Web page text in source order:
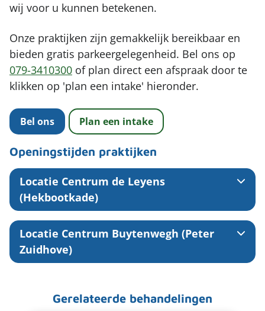
wij voor u kunnen betekenen.
Onze praktijken zijn gemakkelijk bereikbaar en
bieden gratis parkeergelegenheid. Bel ons op
079-3410300 of plan direct een afspraak door te
klikken op 'plan een intake' hieronder.
Bel ons Plan een intake
Openingstijden praktijken
Locatie Centrum de Leyens
(Hekbootkade)
Locatie Centrum Buytenwegh (Peter
Zuidhove)
Gerelateerde behandelingen